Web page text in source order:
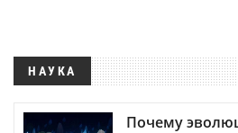
НАУКА
Почему